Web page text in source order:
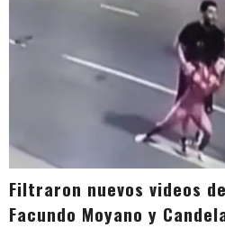
Filtraron nuevos videos
Facundo Moyano y